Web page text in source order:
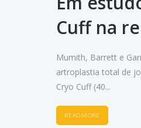
Cuff na
Mumith, Barrett e
artroplastia total de
Cryo Cuff (40...
READ MORE